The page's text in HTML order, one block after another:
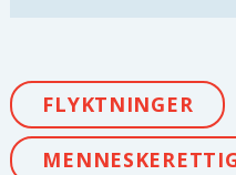
FLYKTNINGER